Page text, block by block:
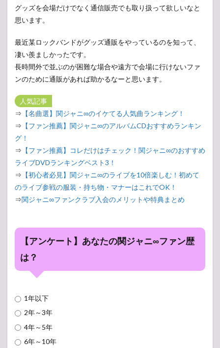
グッズを会場だけでなく通信販売でも取り扱って欲しいなと
思います。
最近某ロックバンドがグッズ通販をやっているのを知って、
凄い羨ましかったです。
長時間外で並ぶのが困難な場合や遠方で会場に行けないファ
ンのために通販があれば助かるなーと思います。
人気記事
⇒ 【名曲選】関ジャニ∞のイケてる人気曲ランキング！
⇒ 【ファン推薦】関ジャニ∞のアルバムCDおすすめランキン
グ！
⇒ 【ファン推薦】コレだけはチェック！関ジャニ∞のおすすめ
ライブDVDランキングベスト3！
⇒ 【初心者必見】関ジャニ∞のライブを10倍楽しむ！初めて
のライブ参戦の服装・持ち物・マナーはこれでOK！
⇒関ジャニ∞ファンクラブ入会のメリットや特典まとめ
【アンケート】あなたの関ジャニ∞ファン歴
は？
1年以下
2年～3年
4年～5年
6年～10年